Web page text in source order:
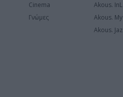
Cinema
Γνώμες
Akous.
Akous.
Akous.